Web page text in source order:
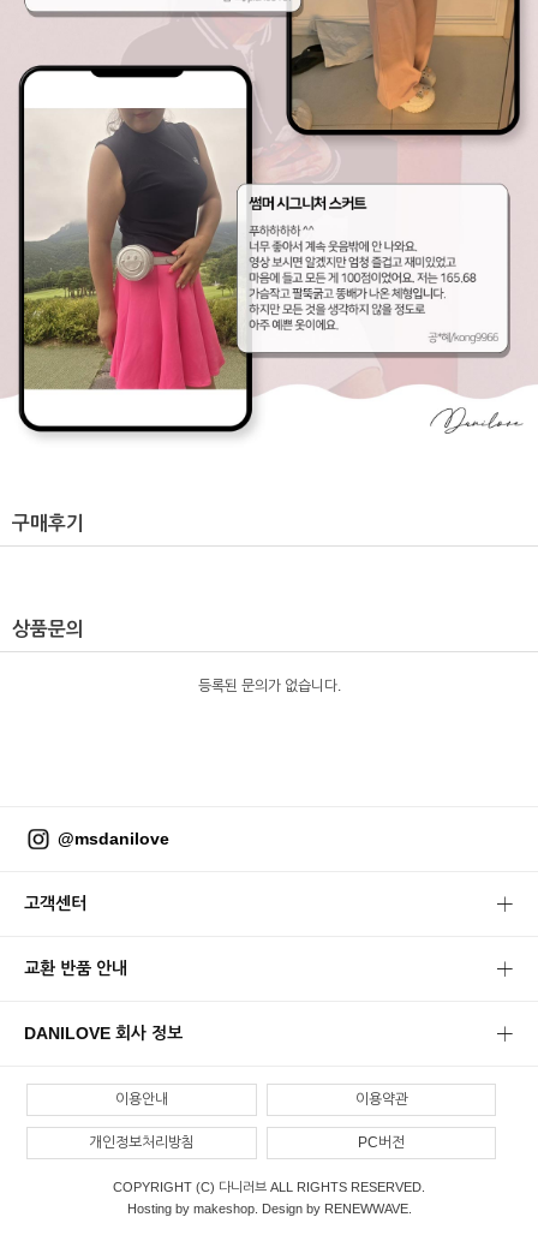
구매후기
상품문의
등록된 문의가 없습니다.
@msdanilove
고객센터
교환 반품 안내
DANILOVE 회사 정보
이용안내 이용약관
개인정보처리방침 PC버전
COPYRIGHT (C) 다니러브 ALL RIGHTS RESERVED.
Hosting by makeshop. Design by RENEWWAVE.